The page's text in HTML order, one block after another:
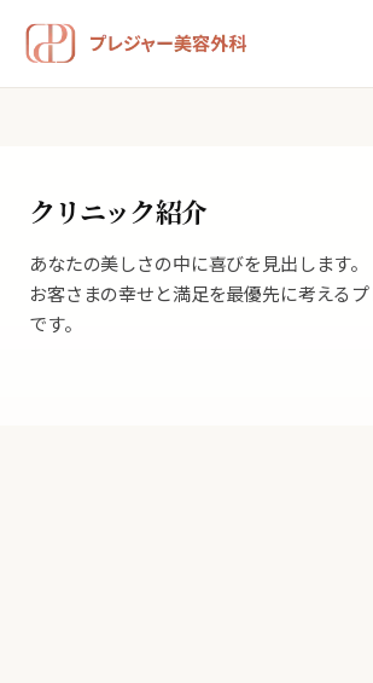
クリニック紹介
あなたの美しさの中に喜びを見出します。
お客さまの幸せと満足を最優先に考える
です。